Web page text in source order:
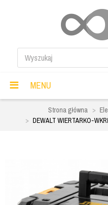
MENU
Strona główna
DEWALT WIERTARKO-